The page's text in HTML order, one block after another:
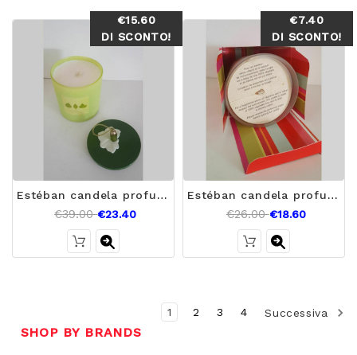
Estéban candela profumata vetro con coperchio di ceramica Sous les feuilles
€15.60
DI SCONTO!
€39.00€23.40
Estéban candela profumata vetro satinato Pivoine Impériale
€7.40
DI SCONTO!
€26.00€18.60
1 2 3 4 Successiva
SHOP BY BRANDS